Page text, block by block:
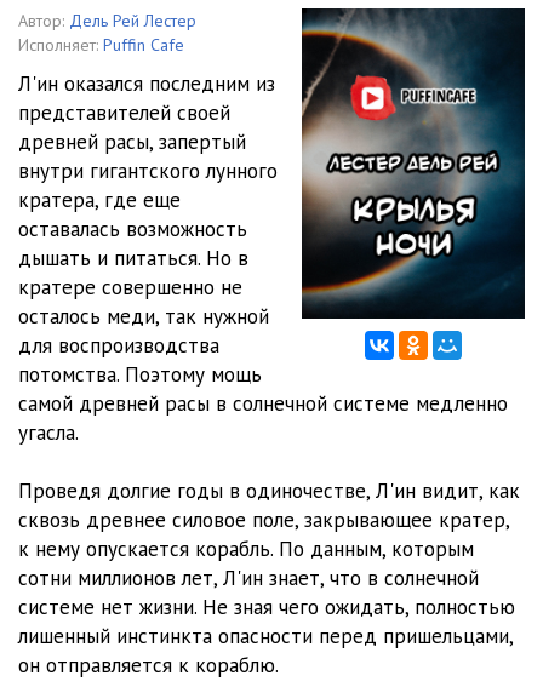
Автор: Дель Рей Лестер
Исполняет: Puffin Cafe
Л'ин оказался последним из
представителей своей
древней расы, запертый
внутри гигантского лунного
кратера, где еще
оставалась возможность
дышать и питаться. Но в
кратере совершенно не
осталось меди, так нужной
для воспроизводства
потомства. Поэтому мощь
самой древней расы в солнечной системе медленно
угасла.
Проведя долгие годы в одиночестве, Л'ин видит, как
сквозь древнее силовое поле, закрывающее кратер,
к нему опускается корабль. По данным, которым
сотни миллионов лет, Л'ин знает, что в солнечной
системе нет жизни. Не зная чего ожидать, полностью
лишенный инстинкта опасности перед пришельцами,
он отправляется к кораблю.